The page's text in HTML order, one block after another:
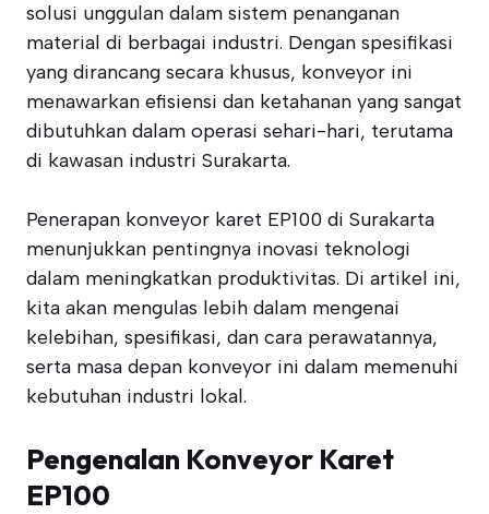
solusi unggulan dalam sistem penanganan
material di berbagai industri. Dengan spesifikasi
yang dirancang secara khusus, konveyor ini
menawarkan efisiensi dan ketahanan yang sangat
dibutuhkan dalam operasi sehari-hari, terutama
di kawasan industri Surakarta.
Penerapan konveyor karet EP100 di Surakarta
menunjukkan pentingnya inovasi teknologi
dalam meningkatkan produktivitas. Di artikel ini,
kita akan mengulas lebih dalam mengenai
kelebihan, spesifikasi, dan cara perawatannya,
serta masa depan konveyor ini dalam memenuhi
kebutuhan industri lokal.
Pengenalan Konveyor Karet
EP100